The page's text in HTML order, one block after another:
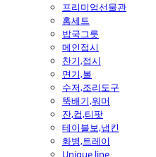
프리미엄선물관
홈세트
밥국그릇
메인접시
찬기,접시
면기,볼
수저,조리도구
뚝배기,워머
잔,컵,티팟
테이블보,냅킨
화병,트레이